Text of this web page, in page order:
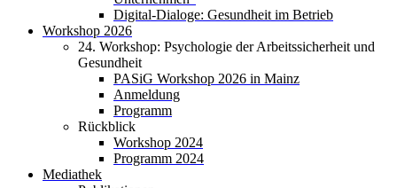
Digital-Dialoge: Gesundheit im Betrieb
Workshop 2026
24. Workshop: Psychologie der Arbeitssicherheit und
Gesundheit
PASiG Workshop 2026 in Mainz
Anmeldung
Programm
Rückblick
Workshop 2024
Programm 2024
Mediathek